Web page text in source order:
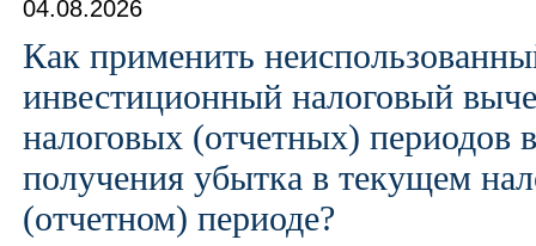
04.08.2026
Как применить
инвестиционный налоговый
налоговых (отчетных) периодов
получения убытка в текущем
(отчетном) периоде?